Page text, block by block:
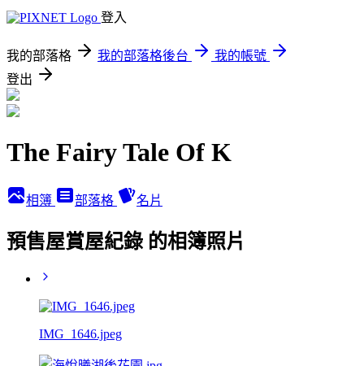
登入
我的部落格 我的部落格後台
我的帳號
登出
The Fairy Tale Of K
相簿 部落格 名片
預售屋賞屋紀錄 的相簿照片
IMG_1646.jpeg